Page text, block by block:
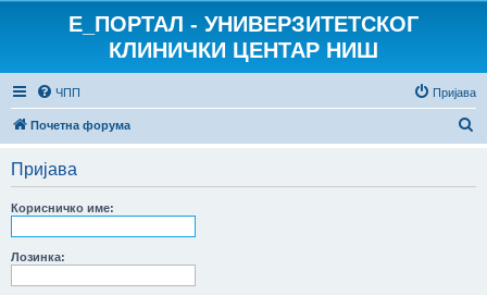
E_ПОРТАЛ - УНИВЕРЗИТЕТСКОГ
КЛИНИЧКИ ЦЕНТАР НИШ
ЧПП Пријава
Почетна форума
Пријава
Корисничко име:
Лозинка: